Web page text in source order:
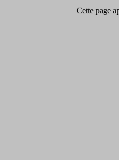
Cette page